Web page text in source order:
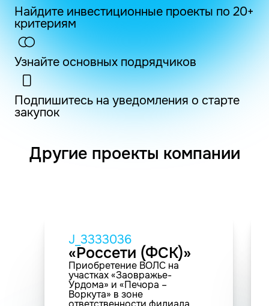
Найдите инвестиционные проекты по 20+
критериям
Узнайте основных подрядчиков
Подпишитесь на уведомления о старте
закупок
Другие проекты компании
J_3333036
«Россети (ФСК)»
Приобретение ВОЛС на
участках «Заовражье-
Урдома» и «Печора –
Воркута» в зоне